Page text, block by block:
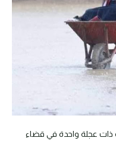
ذات عجلة واحدة في قضاء